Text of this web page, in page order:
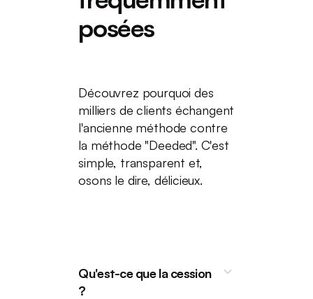
posées
Découvrez pourquoi des
milliers de clients échangent
l'ancienne méthode contre
la méthode "Deeded". C'est
simple, transparent et,
osons le dire, délicieux.
Qu'est-ce que la cession
?